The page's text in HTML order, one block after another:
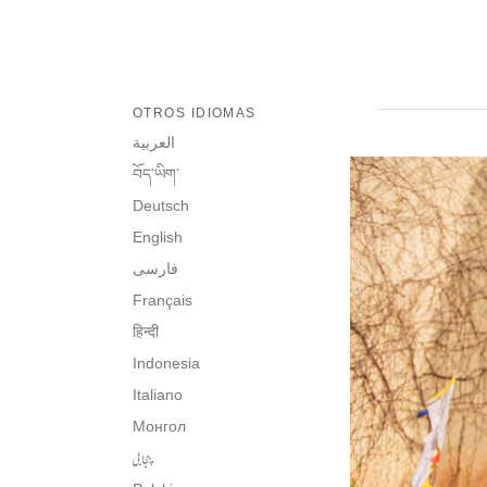
OTROS IDIOMAS
العربية
བོད་ཡིག་
Deutsch
English
فارسی
Français
हिन्दी
Indonesia
Italiano
Монгол
پنجابی